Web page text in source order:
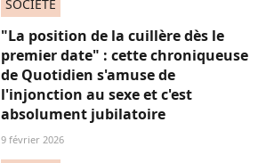
SOCIÉTÉ
"La position de la cuillère dès le
premier date" : cette chroniqueuse
de Quotidien s'amuse de
l'injonction au sexe et c'est
absolument jubilatoire
9 février 2026